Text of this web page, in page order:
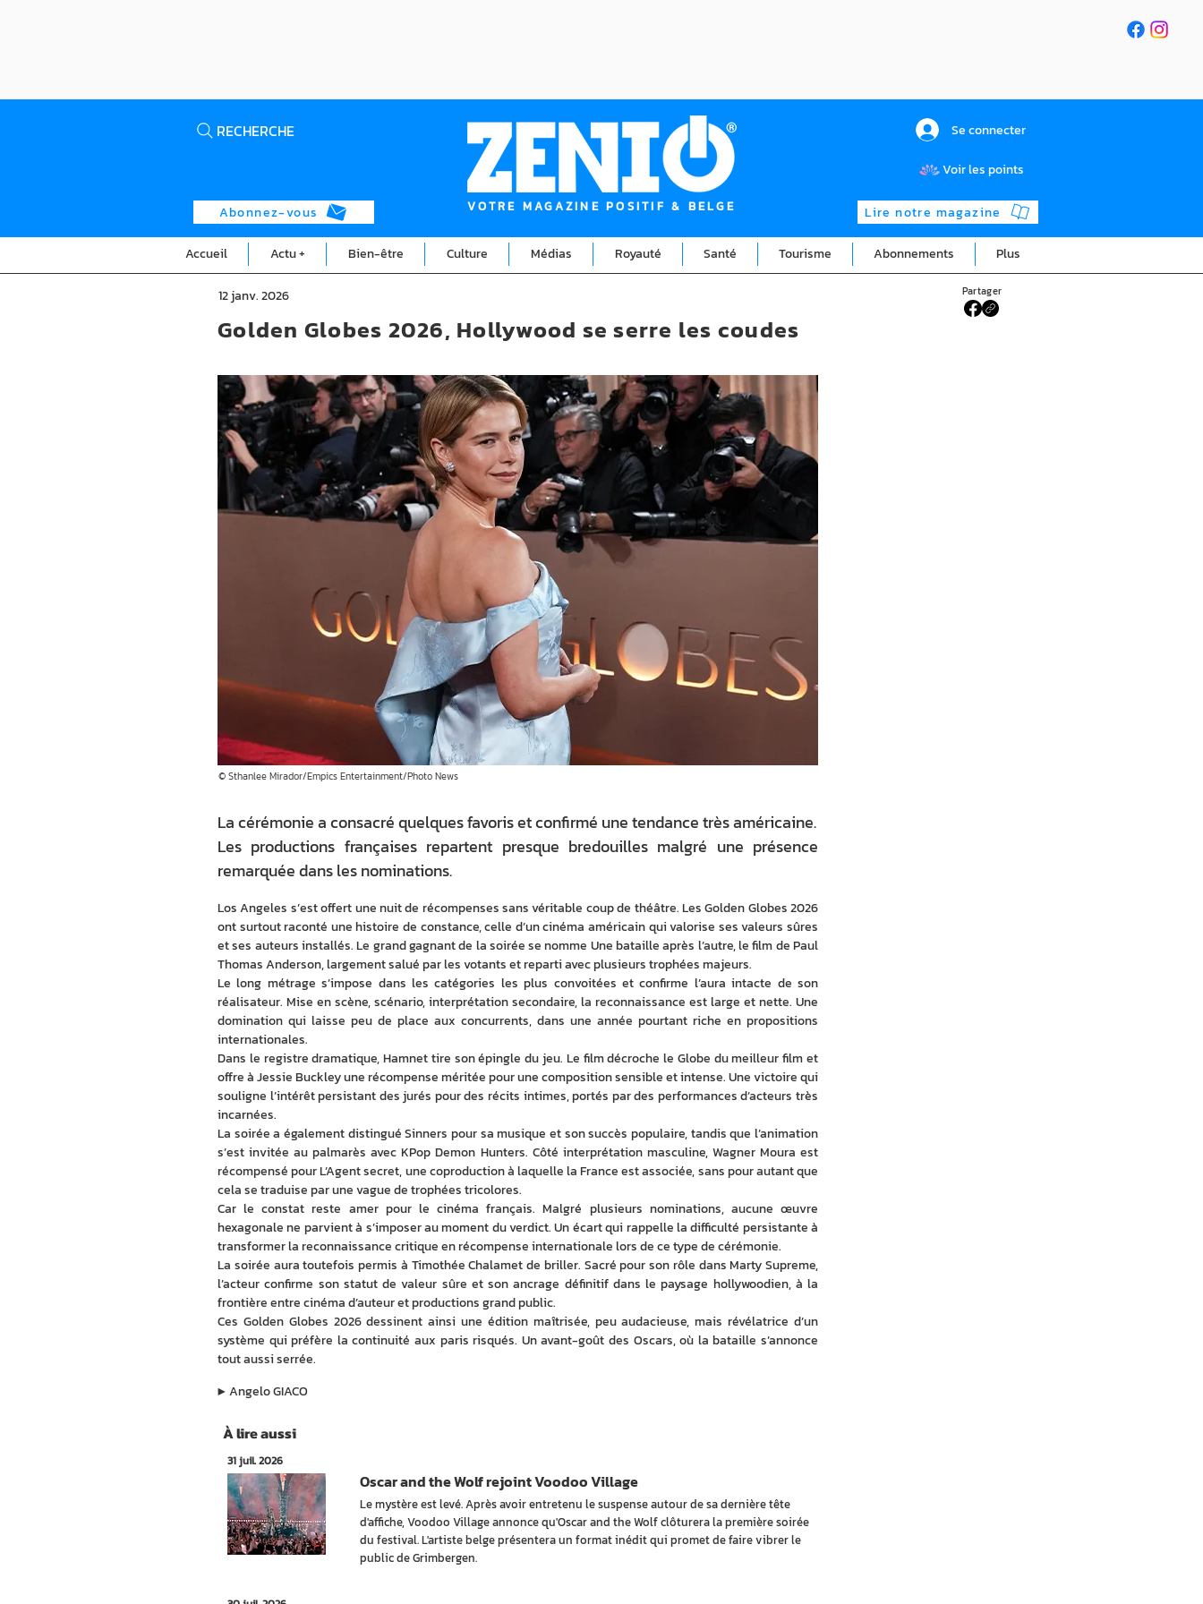
RECHERCHE
Abonnez-vous VOTRE MAGAZINE POSITIF & BELGE
Se connecter
Voir les points
Lire notre magazine
Accueil Actu + Bien-être Culture Médias Royauté Santé Tourisme Abonnements Plus
12 janv. 2026 Partager
© Sthanlee Mirador/Empics Entertainment/Photo News
La cérémonie a consacré quelques favoris et confirmé une tendance très américaine.
Les productions françaises repartent presque bredouilles malgré une présence
remarquée dans les nominations.
Los Angeles s’est offert une nuit de récompenses sans véritable coup de théâtre. Les Golden Globes 2026
ont surtout raconté une histoire de constance, celle d’un cinéma américain qui valorise ses valeurs sûres
et ses auteurs installés. Le grand gagnant de la soirée se nomme Une bataille après l’autre, le film de Paul
Thomas Anderson, largement salué par les votants et reparti avec plusieurs trophées majeurs.
Le long métrage s’impose dans les catégories les plus convoitées et confirme l’aura intacte de son
réalisateur. Mise en scène, scénario, interprétation secondaire, la reconnaissance est large et nette. Une
domination qui laisse peu de place aux concurrents, dans une année pourtant riche en propositions
internationales.
Dans le registre dramatique, Hamnet tire son épingle du jeu. Le film décroche le Globe du meilleur film et
offre à Jessie Buckley une récompense méritée pour une composition sensible et intense. Une victoire qui
souligne l’intérêt persistant des jurés pour des récits intimes, portés par des performances d’acteurs très
incarnées.
La soirée a également distingué Sinners pour sa musique et son succès populaire, tandis que l’animation
s’est invitée au palmarès avec KPop Demon Hunters. Côté interprétation masculine, Wagner Moura est
récompensé pour L’Agent secret, une coproduction à laquelle la France est associée, sans pour autant que
cela se traduise par une vague de trophées tricolores.
Car le constat reste amer pour le cinéma français. Malgré plusieurs nominations, aucune œuvre
hexagonale ne parvient à s’imposer au moment du verdict. Un écart qui rappelle la difficulté persistante à
transformer la reconnaissance critique en récompense internationale lors de ce type de cérémonie.
La soirée aura toutefois permis à Timothée Chalamet de briller. Sacré pour son rôle dans Marty Supreme,
l’acteur confirme son statut de valeur sûre et son ancrage définitif dans le paysage hollywoodien, à la
frontière entre cinéma d’auteur et productions grand public.
Ces Golden Globes 2026 dessinent ainsi une édition maîtrisée, peu audacieuse, mais révélatrice d’un
système qui préfère la continuité aux paris risqués. Un avant-goût des Oscars, où la bataille s’annonce
tout aussi serrée.
Angelo GIACO
▶︎
Golden Globes 2026, Hollywood se serre les coudes
À lire aussi
31 juil. 2026
Le mystère est levé. Après avoir entretenu le suspense autour de sa dernière tête
d'affiche, Voodoo Village annonce qu'Oscar and the Wolf clôturera la première soirée
du festival. L'artiste belge présentera un format inédit qui promet de faire vibrer le
public de Grimbergen.
Oscar and the Wolf rejoint Voodoo Village